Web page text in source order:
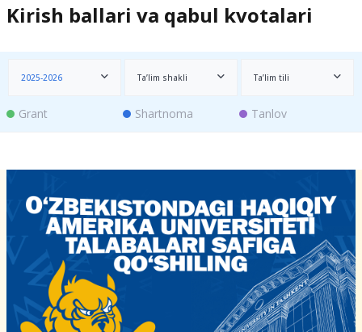
Kirish ballari va qabul kvotalari
2025-2026 Ta’lim shakli Ta’lim tili
Grant Shartnoma Tanlov